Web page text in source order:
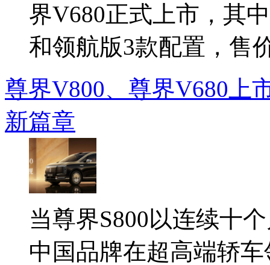
界V680正式上市，其
和领航版3款配置，售
尊界V800、尊界V680上
新篇章
当尊界S800以连续十
中国品牌在超高端轿